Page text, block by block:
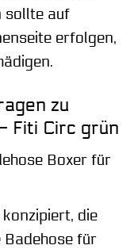
sollte auf
erfolgen,
zu
Fiti Circ grün
Boxer für
die
Badehose für